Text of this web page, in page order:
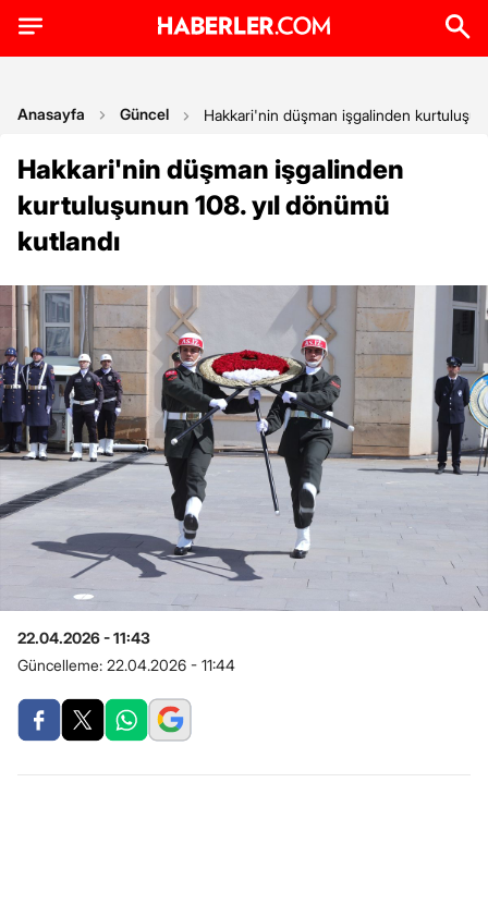
Anasayfa Güncel Hakkari'nin düşman işgalinden
Hakkari'nin düşman işgalinden
kurtuluşunun 108. yıl dönümü
kutlandı
22.04.2026 - 11:43
Güncelleme: 22.04.2026 - 11:44